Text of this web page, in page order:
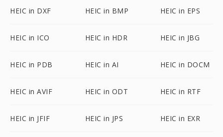
HEIC in DXF HEIC in BMP HEIC in EPS
HEIC in ICO HEIC in HDR HEIC in JBG
HEIC in PDB HEIC in AI HEIC in DOCM
HEIC in AVIF HEIC in ODT HEIC in RTF
HEIC in JFIF HEIC in JPS HEIC in EXR